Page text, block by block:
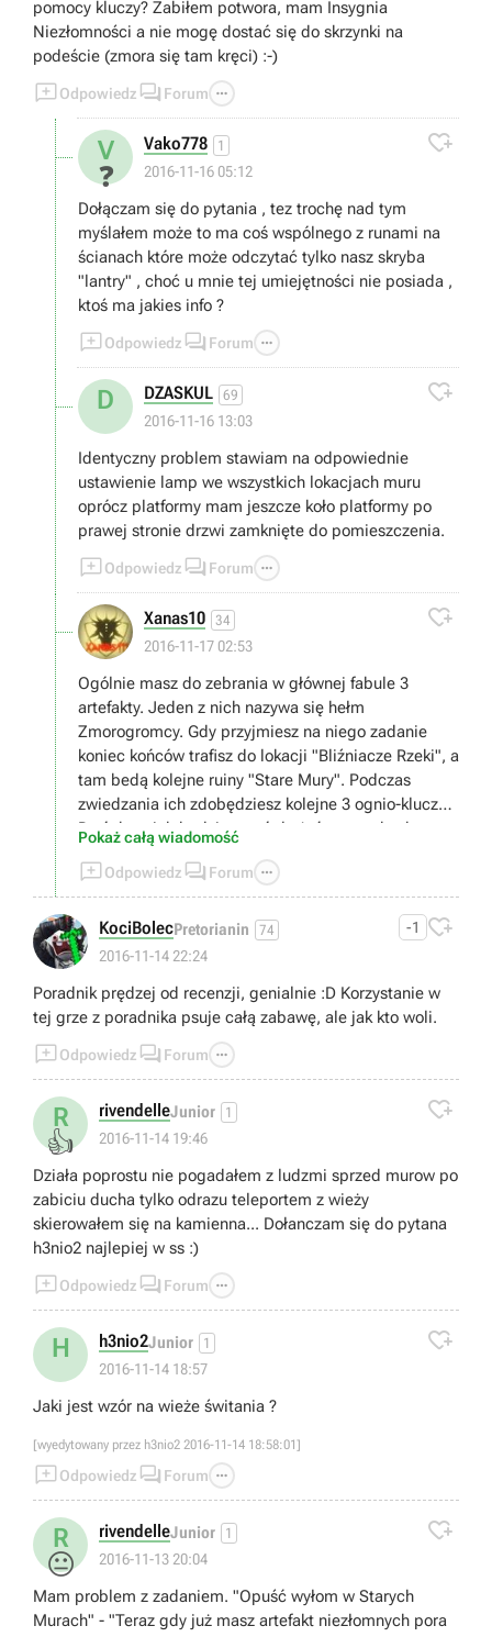
pomocy kluczy? Zabiłem potwora, mam Insygnia
Niezłomności a nie mogę dostać się do skrzynki na
podeście (zmora się tam kręci) :-)
Odpowiedz  Forum 
V
❓
Vako778 1
2016-11-16 05:12

Dołączam się do pytania , tez trochę nad tym
myślałem może to ma coś wspólnego z runami na
ścianach które może odczytać tylko nasz skryba
"lantry" , choć u mnie tej umiejętności nie posiada ,
ktoś ma jakies info ?
Odpowiedz  Forum 
D DZASKUL 69
2016-11-16 13:03

Identyczny problem stawiam na odpowiednie
ustawienie lamp we wszystkich lokacjach muru
oprócz platformy mam jeszcze koło platformy po
prawej stronie drzwi zamknięte do pomieszczenia.
Odpowiedz  Forum 
Xanas10 34
2016-11-17 02:53

Ogólnie masz do zebrania w głównej fabule 3
artefakty. Jeden z nich nazywa się hełm
Zmorogromcy. Gdy przyjmiesz na niego zadanie
koniec końców trafisz do lokacji "Bliźniacze Rzeki", a
tam bedą kolejne ruiny "Stare Mury". Podczas
zwiedzania ich zdobędziesz kolejne 3 ognio-klucze.
Dwóch z nich będziesz mógł użyć na zamkach w
ruinach pod Wieżą Morską, by odblokować skarby. :)
Mam nadzieję że pomogłem :)
Pokaż całą wiadomość
Odpowiedz  Forum 
KociBolecPretorianin 74
2016-11-14 22:24
-1 
Poradnik prędzej od recenzji, genialnie :D Korzystanie w
tej grze z poradnika psuje całą zabawę, ale jak kto woli.
Odpowiedz  Forum 
R
👍
rivendelleJunior 1
2016-11-14 19:46

Działa poprostu nie pogadałem z ludzmi sprzed murow po
zabiciu ducha tylko odrazu teleportem z wieży
skierowałem się na kamienna... Dołanczam się do pytana
h3nio2 najlepiej w ss :)
Odpowiedz  Forum 
H h3nio2Junior 1
2016-11-14 18:57

Jaki jest wzór na wieże świtania ?
[wyedytowany przez h3nio2 2016-11-14 18:58:01]
Odpowiedz  Forum 
R
😐
rivendelleJunior 1
2016-11-13 20:04

Mam problem z zadaniem. "Opuść wyłom w Starych
Murach" - "Teraz gdy już masz artefakt niezłomnych pora